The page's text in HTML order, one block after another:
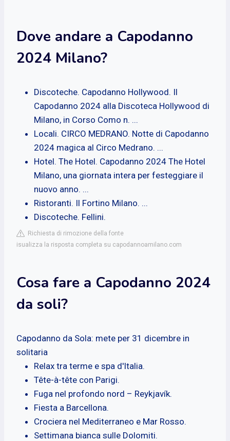
Dove andare a Capodanno
2024 Milano?
Discoteche. Capodanno Hollywood. Il
Capodanno 2024 alla Discoteca Hollywood di
Milano, in Corso Como n. ...
Locali. CIRCO MEDRANO. Notte di Capodanno
2024 magica al Circo Medrano. ...
Hotel. The Hotel. Capodanno 2024 The Hotel
Milano, una giornata intera per festeggiare il
nuovo anno. ...
Ristoranti. Il Fortino Milano. ...
Discoteche. Fellini.
Richiesta di rimozione della fonte
isualizza la risposta completa su capodannoamilano.com
Cosa fare a Capodanno 2024
da soli?
Capodanno da Sola: mete per 31 dicembre in
solitaria
Relax tra terme e spa d'Italia.
Tête-à-tête con Parigi.
Fuga nel profondo nord – Reykjavík.
Fiesta a Barcellona.
Crociera nel Mediterraneo e Mar Rosso.
Settimana bianca sulle Dolomiti.